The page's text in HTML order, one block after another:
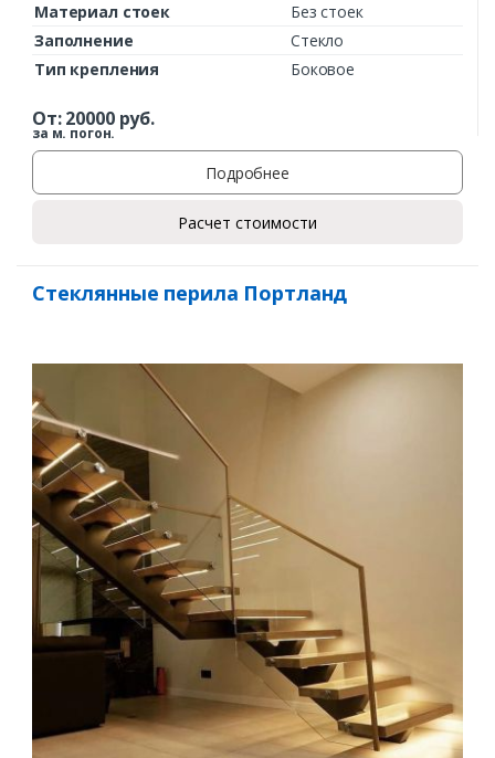
Материал стоек
Без стоек
Заполнение
Стекло
Тип крепления
Боковое
От:20000руб.
за м. погон.
Подробнее
Расчет стоимости
Стеклянные перила Портланд